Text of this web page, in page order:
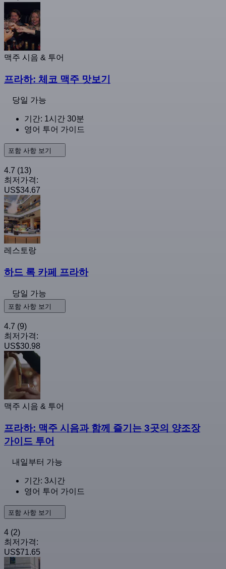
맥주 시음 & 투어
프라하: 체코 맥주 맛보기
당일 가능
기간: 1시간 30분
영어 투어 가이드
포함 사항 보기
4.7 (13)
최저가격:
US$34.67
레스토랑
하드 록 카페 프라하
당일 가능
포함 사항 보기
4.7 (9)
최저가격:
US$30.98
맥주 시음 & 투어
프라하: 맥주 시음과 함께 즐기는 3곳의 양조장
가이드 투어
내일부터 가능
기간: 3시간
영어 투어 가이드
포함 사항 보기
4 (2)
최저가격:
US$71.65